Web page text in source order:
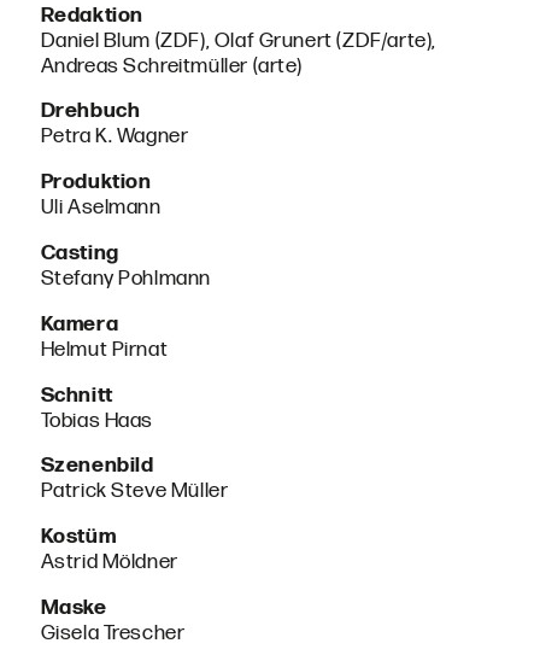
Redaktion
Daniel Blum (ZDF), Olaf Grunert (ZDF/arte),
Andreas Schreitmüller (arte)
Drehbuch
Petra K. Wagner
Produktion
Uli Aselmann
Casting
Stefany Pohlmann
Kamera
Helmut Pirnat
Schnitt
Tobias Haas
Szenenbild
Patrick Steve Müller
Kostüm
Astrid Möldner
Maske
Gisela Trescher